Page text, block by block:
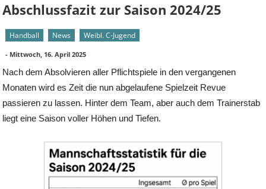
Abschlussfazit zur Saison 2024/25
Handball News Weibl. C-Jugend
- Mittwoch, 16. April 2025
Nach dem Absolvieren aller Pflichtspiele in den vergangenen
Monaten wird es Zeit die nun abgelaufene Spielzeit Revue
passieren zu lassen. Hinter dem Team, aber auch dem Trainerstab
liegt eine Saison voller Höhen und Tiefen.